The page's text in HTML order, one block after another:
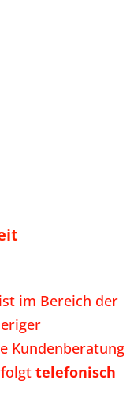
im Bereich der
Kundenberatung
telefonisch